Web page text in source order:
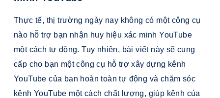
Thực tế, thị trường ngày nay không có một công cụ
nào hỗ trợ bạn nhận huy hiệu xác minh YouTube
một cách tự động. Tuy nhiên, bài viết này sẽ cung
cấp cho bạn một công cụ hỗ trợ xây dựng kênh
YouTube của bạn hoàn toàn tự động và chăm sóc
kênh YouTube một cách chất lượng, giúp kênh của